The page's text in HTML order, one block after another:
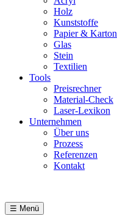
Holz
Kunststoffe
Papier & Karton
Glas
Stein
Textilien
Tools
Preisrechner
Material-Check
Laser-Lexikon
Unternehmen
Über uns
Prozess
Referenzen
Kontakt
☰ Menü